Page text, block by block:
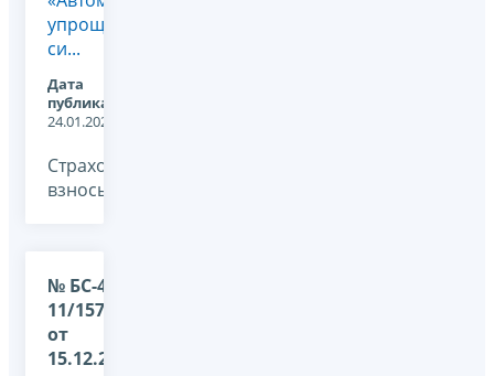
упрощенная
си...
Дата
публикации:
24.01.2024
Страховые
взносы, -
№ БС-4-
11/15722@
от
15.12.2023